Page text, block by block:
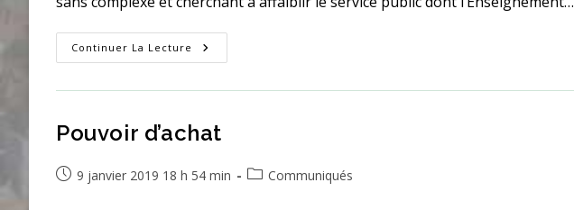
Continuer La Lecture Vœux
Pour
Pouvoir d’achat
Publication
9 janvier 2019 18 h 54 min
PostCommuniqués